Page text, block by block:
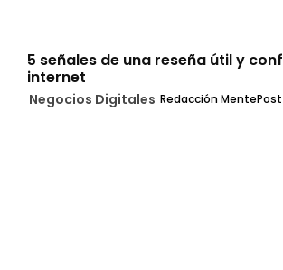
5 señales de una reseña útil y
internet
Negocios Digitales Redacción MentePost